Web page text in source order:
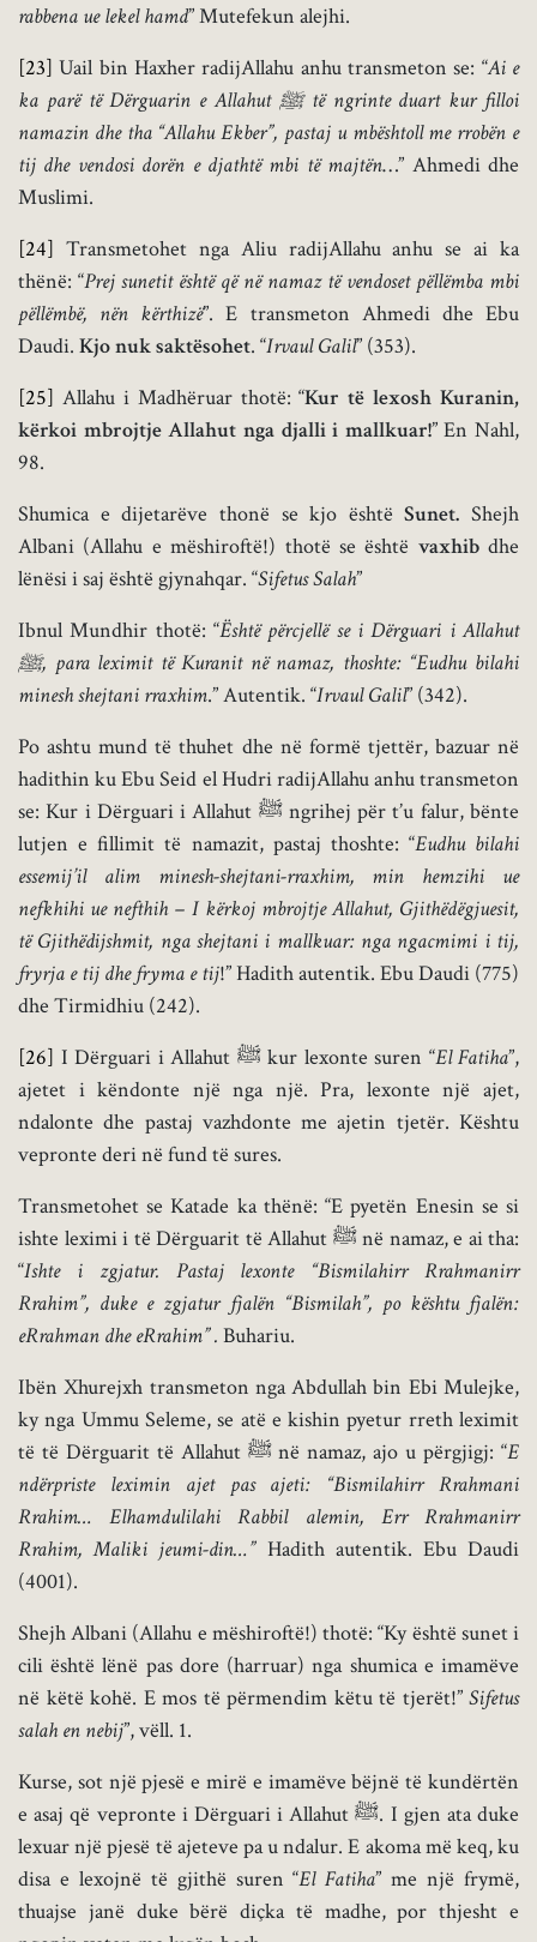
rabbena ue lekel hamd” Mutefekun alejhi.
[23] Uail bin Haxher radijAllahu anhu transmeton se: “Ai e
ka parë të Dërguarin e Allahut ﷺtë ngrinte duart kur filloi
namazin dhe tha “Allahu Ekber”, pastaj u mbështoll me rrobën e
tij dhe vendosi dorën e djathtë mbi të majtën…” Ahmedi dhe
Muslimi.
[24] Transmetohet nga Aliu radijAllahu anhu se ai ka
thënë: “Prej sunetit është që në namaz të vendoset pëllëmba mbi
pëllëmbë, nën kërthizë”. E transmeton Ahmedi dhe Ebu
Daudi. Kjo nuk saktësohet. “Irvaul Galil” (353).
[25] Allahu i Madhëruar thotë: “Kur të lexosh Kuranin,
kërkoi mbrojtje Allahut nga djalli i mallkuar!” En Nahl,
98.
Shumica e dijetarëve thonë se kjo ështëSunet. Shejh
Albani (Allahu e mëshiroftë!) thotë se është vaxhibdhe
lënësi i saj është gjynahqar. “Sifetus Salah”
Ibnul Mundhir thotë: “Është përcjellë se i Dërguari i Allahut
ﷺ, para leximit të Kuranit në namaz, thoshte: “Eudhu bilahi
minesh shejtani rraxhim.” Autentik. “Irvaul Galil” (342).
Po ashtu mund të thuhet dhe në formë tjettër, bazuar në
hadithin ku Ebu Seid el Hudri radijAllahu anhu transmeton
se: Kur i Dërguari i Allahut ﷺ ngrihej për t’u falur, bënte
lutjen e fillimit të namazit, pastaj thoshte: “Eudhu bilahi
essemij’il alim minesh-shejtani-rraxhim, min hemzihi ue
nefkhihi ue nefthih – I kërkoj mbrojtje Allahut, Gjithëdëgjuesit,
të Gjithëdijshmit, nga shejtani i mallkuar: nga ngacmimi i tij,
fryrja e tij dhe fryma e tij!” Hadith autentik. Ebu Daudi (775)
dhe Tirmidhiu (242).
[26]
I Dërguari i Allahut ﷺ kur lexonte suren “El Fatiha”,
ajetet i këndonte një nga një. Pra, lexonte një ajet,
ndalonte dhe pastaj vazhdonte me ajetin tjetër. Kështu
vepronte deri në fund të sures.
Transmetohet se Katade ka thënë: “E pyetën Enesin se si
ishte leximi i të Dërguarit të Allahut ﷺ në namaz, e ai tha:
“Ishte i zgjatur. Pastaj lexonte “Bismilahirr Rrahmanirr
Rrahim”, duke e zgjatur fjalën “Bismilah”, po kështu fjalën:
eRrahman dhe eRrahim” . Buhariu.
Ibën Xhurejxh transmeton nga Abdullah bin Ebi Mulejke,
ky nga Ummu Seleme, se atë e kishin pyetur rreth leximit
të të Dërguarit të Allahut ﷺ në namaz, ajo u përgjigj: “E
ndërpriste leximin ajet pas ajeti: “Bismilahirr Rrahmani
Rrahim… Elhamdulilahi Rabbil alemin, Err Rrahmanirr
Rrahim, Maliki jeumi-din…”Hadith autentik. Ebu Daudi
(4001).
Shejh Albani (Allahu e mëshiroftë!) thotë: “Ky është sunet i
cili është lënë pas dore (harruar) nga shumica e imamëve
në këtë kohë. E mos të përmendim këtu të tjerët!” Sifetus
salah en nebij”, vëll. 1.
Kurse, sot një pjesë e mirë e imamëve bëjnë të kundërtën
e asaj që vepronte i Dërguari i Allahut ﷺ. I gjen ata duke
lexuar një pjesë të ajeteve pa u ndalur. E akoma më keq, ku
disa e lexojnë të gjithë suren “El Fatiha” me një frymë,
thuajse janë duke bërë diçka të madhe, por thjesht e